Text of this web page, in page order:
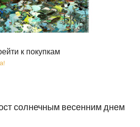
к покупкам
солнечным весенним днем